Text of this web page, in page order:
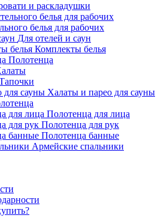
и раскладушки
белья для рабочих
Для отелей и саун
Комплекты белья
Полотенца
Халаты и парео для сауны
Полотенца для лица
Полотенца для рук
Полотенца банные
Армейские спальники